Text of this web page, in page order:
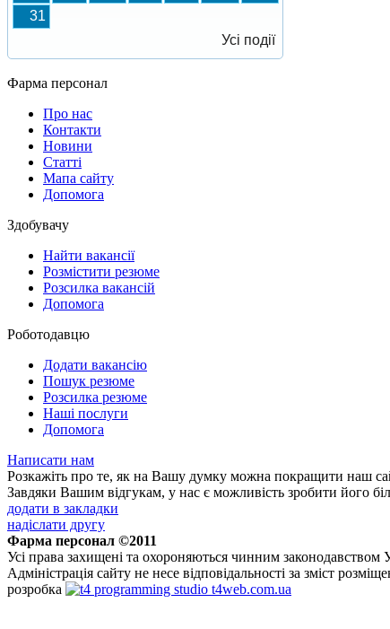
31
Усі події
Фарма персонал
Про нас
Контакти
Новини
Статті
Мапа сайту
Допомога
Здобувачу
Найти вакансії
Розмістити резюме
Розсилка вакансій
Допомога
Роботодавцю
Додати вакансію
Пошук резюме
Розсилка резюме
Наші послуги
Допомога
Написати нам
Розкажіть про те, як на Вашу думку можна покращити наш
Завдяки Вашим відгукам, у нас є можливість зробити його
додати в закладки
надіслати другу
Фарма персонал ©2011
Усі права захищені та охороняються чинним
Адміністрація сайту не несе відповідальності за зміст
розробка
t4web.com.ua